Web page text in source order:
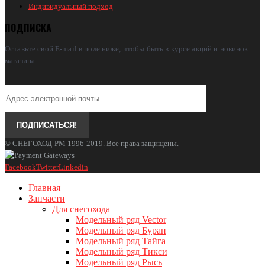
Индивидуальный подход
ПОДПИСКА
Оставьте свой E-mail в поле ниже, чтобы быть в курсе акций и новинок
магазина
© СНЕГОХОД-РМ 1996-2019. Все права защищены.
FacebookTwitterLinkedin
Главная
Запчасти
Для снегохода
Модельный ряд Vector
Модельный ряд Буран
Модельный ряд Тайга
Модельный ряд Тикси
Модельный ряд Рысь